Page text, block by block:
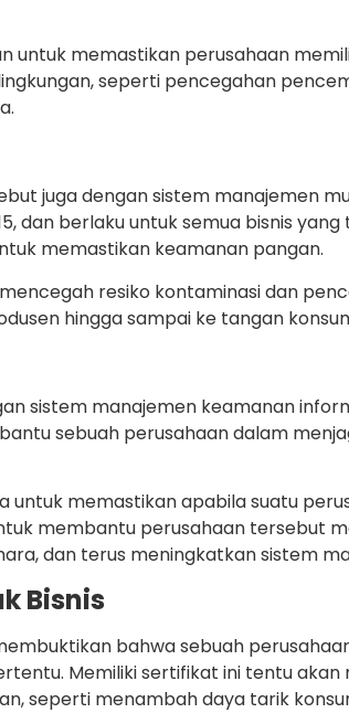
untuk memastikan perusahaan
seperti pencegahan
juga dengan sistem manajemen
dan berlaku untuk semua bisnis
memastikan keamanan pangan.
resiko kontaminasi dan
hingga sampai ke tangan
sistem manajemen keamanan
sebuah perusahaan dalam
untuk memastikan apabila suatu
membantu perusahaan tersebut
dan terus meningkatkan sistem
Bisnis
bahwa sebuah
Memiliki sertifikat ini tentu
seperti menambah daya tarik